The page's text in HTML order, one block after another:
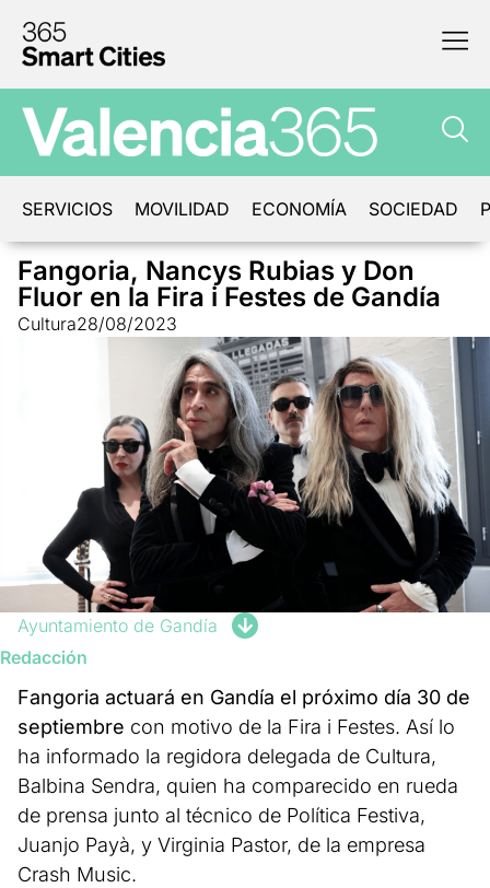
SERVICIOS MOVILIDAD ECONOMÍA SOCIEDAD
Fangoria, Nancys Rubias y Don
Fluor en la Fira i Festes de Gandía
Cultura28/08/2023
Ayuntamiento de Gandía
Redacción
Fangoria actuará en Gandía el próximo día 30 de
septiembre con motivo de la Fira i Festes. Así lo
ha informado la regidora delegada de Cultura,
Balbina Sendra, quien ha comparecido en rueda
de prensa junto al técnico de Política Festiva,
Juanjo Payà, y Virginia Pastor, de la empresa
Crash Music.